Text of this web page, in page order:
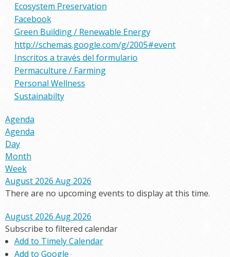
Ecosystem Preservation
Facebook
Green Building / Renewable Energy
http://schemas.google.com/g/2005#event
Inscritos a través del formulario
Permaculture / Farming
Personal Wellness
Sustainabilty
Agenda
Agenda
Day
Month
Week
August 2026 Aug 2026
There are no upcoming events to display at this time.
August 2026 Aug 2026
Subscribe to filtered calendar
Add to Timely Calendar
Add to Google